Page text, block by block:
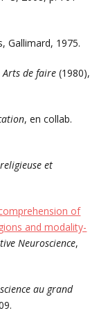
Gallimard, 1975.
Arts de faire (1980),
, en collab.
et
of
and modality-
Neuroscience,
au grand